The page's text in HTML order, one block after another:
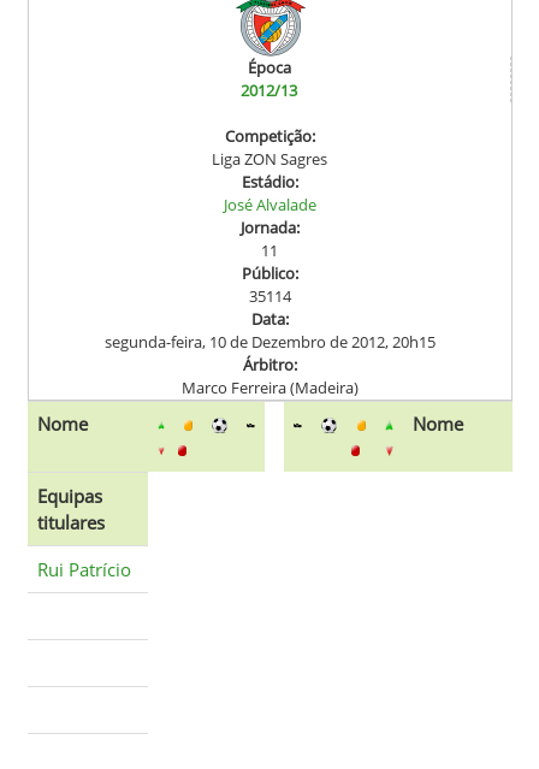
Época
2012/13
Competição:
Liga ZON Sagres
Estádio:
José Alvalade
Jornada:
11
Público:
35114
Data:
segunda-feira, 10 de Dezembro de 2012, 20h15
Árbitro:
Marco Ferreira (Madeira)
Nome Nome
Equipas
titulares
Rui Patrício